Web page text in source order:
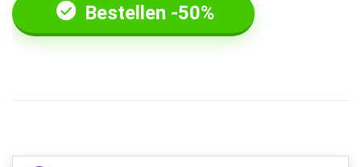
Bestellen -50%